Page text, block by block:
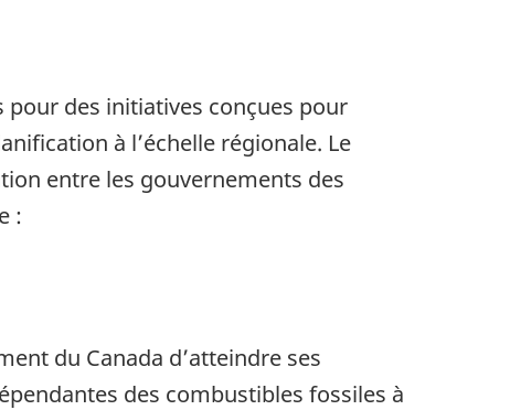
pour des initiatives conçues pour
à l’échelle régionale. Le
entre les gouvernements des
:
du Canada d’atteindre ses
des combustibles fossiles à